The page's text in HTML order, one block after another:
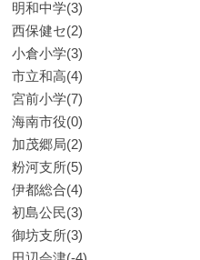
明和中学(3)
西保健セ(2)
小倉小学(3)
市立和高(4)
宮前小学(7)
海南市役(0)
加茂郷局(2)
粉河支所(5)
伊都総合(4)
初島公民(3)
御坊支所(3)